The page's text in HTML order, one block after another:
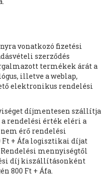
vonatkozó fizetési
szerződés
termékek árát a
illetve a weblap,
elektronikus rendelési
díjmentesen szállítja
rendelési érték eléri a
nem érő rendelési
Ft + Áfa logisztikai díjat
mennyiségtől
díj kiszállításonként
800 Ft + Áfa.